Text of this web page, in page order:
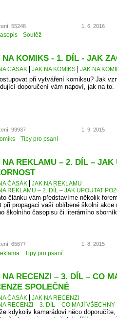
55248 1. 6. 2016
Soutěž
KOMIKS - 1. DÍL - JAK
ČASÁK JAK NA KOMIKS JAK NA
při vytváření komiksu? Jak
doporučení vám napoví, jak na to.
99937 1. 9. 2015
Tipy pro psaní
REKLAMU – 2. DÍL – JAK
ČASÁK
JAK NA REKLAMU
REKLAMU – 2. DÍL – JAK UPOUTAT
článku vám představíme několik
při propagaci vaší oblíbené školní akce
školního časopisu či literárního
65677 1. 8. 2015
Tipy pro psaní
RECENZI – 3. DÍL – CO
SPOLEČNÉ
ČASÁK
JAK NA RECENZI
RECENZI – 3. DÍL – CO MAJÍ
kdykoliv kamarádovi něco